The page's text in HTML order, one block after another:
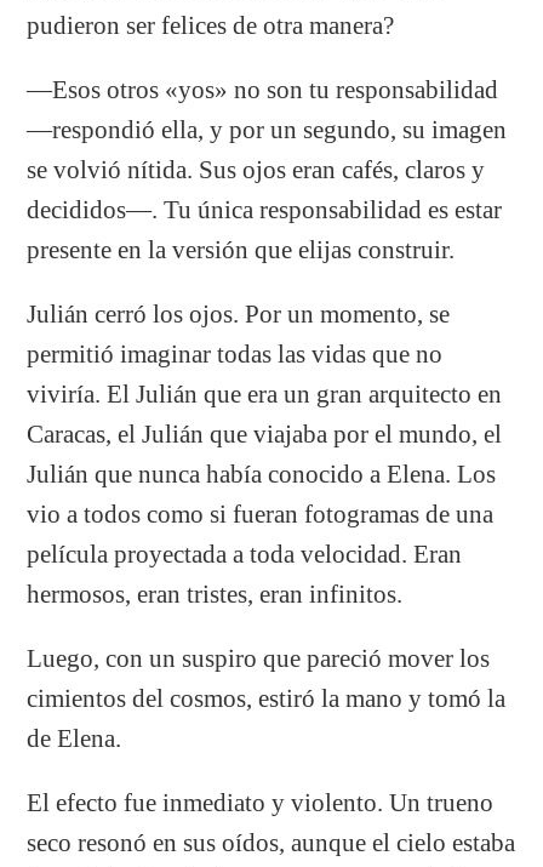
pudieron ser felices de otra manera?
—Esos otros «yos» no son tu responsabilidad
—respondió ella, y por un segundo, su imagen
se volvió nítida. Sus ojos eran cafés, claros y
decididos—. Tu única responsabilidad es estar
presente en la versión que elijas construir.
Julián cerró los ojos. Por un momento, se
permitió imaginar todas las vidas que no
viviría. El Julián que era un gran arquitecto en
Caracas, el Julián que viajaba por el mundo, el
Julián que nunca había conocido a Elena. Los
vio a todos como si fueran fotogramas de una
película proyectada a toda velocidad. Eran
hermosos, eran tristes, eran infinitos.
Luego, con un suspiro que pareció mover los
cimientos del cosmos, estiró la mano y tomó la
de Elena.
El efecto fue inmediato y violento. Un trueno
seco resonó en sus oídos, aunque el cielo estaba